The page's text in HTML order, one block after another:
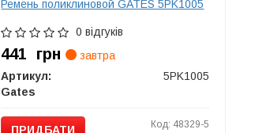
Ремень поликлиновой GATES 5PK1005
0 відгуків
441 грн
завтра
Артикул:
5PK1005
Gates
ПРИДБАТИ Код: 48329-5